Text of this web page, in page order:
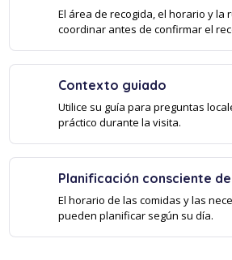
El área de recogida, el horario y la
coordinar antes de confirmar el
Contexto guiado
Utilice su guía para preguntas
práctico durante la visita.
Planificación consciente
El horario de las comidas y las
pueden planificar según su día.